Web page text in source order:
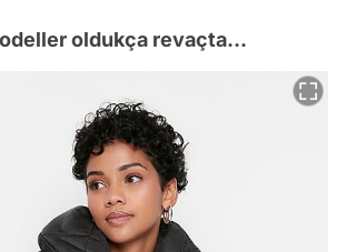
oldukça revaçta...